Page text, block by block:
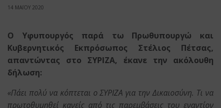
14 ΜΑΪΟΥ 2020
Ο Υφυπουργός παρά τω Πρωθυπουργώ και
Κυβερνητικός Εκπρόσωπος Στέλιος Πέτσας,
απαντώντας στο ΣΥΡΙΖΑ, έκανε την ακόλουθη
δήλωση:
«Πάει πολύ να κόπτεται ο ΣΥΡΙΖΑ για την Δικαιοσύνη. Τι να
πρωτοθυμηθεί κανείς από τις παρεμβάσεις του εναντίον